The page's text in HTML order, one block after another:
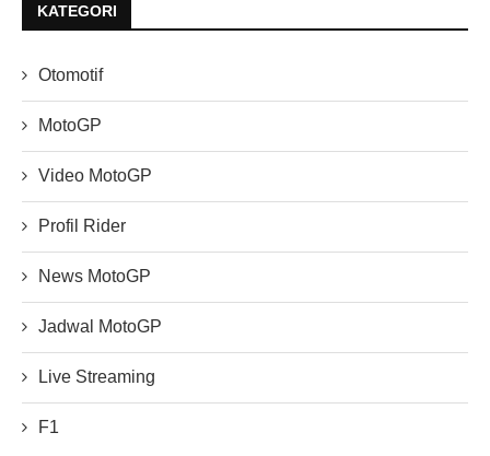
KATEGORI
Otomotif
MotoGP
Video MotoGP
Profil Rider
News MotoGP
Jadwal MotoGP
Live Streaming
F1